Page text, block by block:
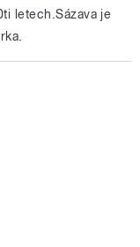
letech.Sázava je